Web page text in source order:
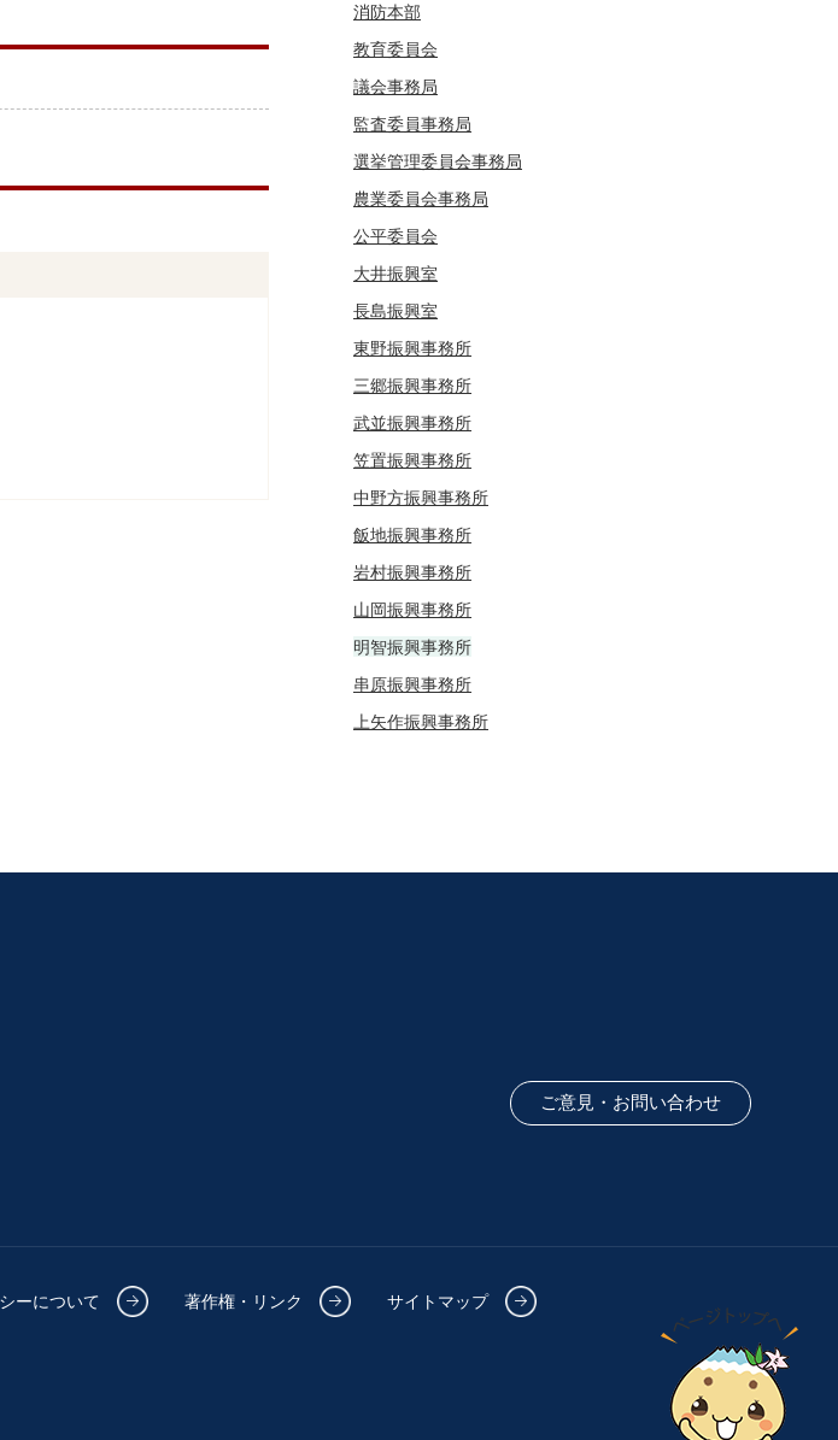
消防本部
教育委員会
議会事務局
監査委員事務局
選挙管理委員会事務局
農業委員会事務局
公平委員会
大井振興室
長島振興室
東野振興事務所
三郷振興事務所
武並振興事務所
笠置振興事務所
中野方振興事務所
飯地振興事務所
岩村振興事務所
山岡振興事務所
明智振興事務所
串原振興事務所
上矢作振興事務所
ご意見・お問い合わせ
ーについて 著作権・リンク サイトマップ